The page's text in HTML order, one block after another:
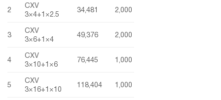
2
CXV
3×4+1×2.5
34,481 2,000
3
CXV
3×6+1×4
49,376 2,000
4
CXV
3×10+1×6
76,445 1,000
5
CXV
3×16+1×10
118,404 1,000